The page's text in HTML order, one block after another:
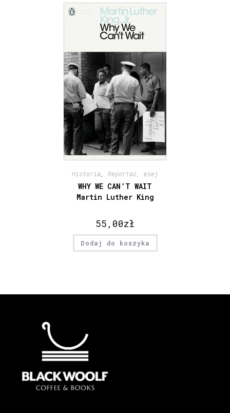
Historia Reportaż, esej
WHY WE CAN’T WAIT
Martin Luther King
55,00zł
Dodaj do koszyka